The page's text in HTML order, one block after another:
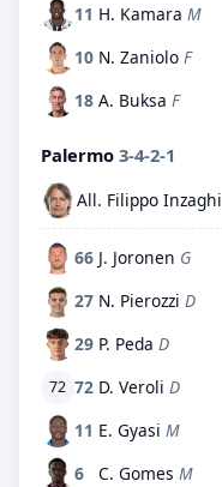
11 H. Kamara M
10 N. Zaniolo F
18 A. Buksa F
Palermo 3-4-2-1
All. Filippo Inzaghi
66 J. Joronen G
27 N. Pierozzi D
29 P. Peda D
72 72 D. Veroli D
11 E. Gyasi M
6
C. Gomes M